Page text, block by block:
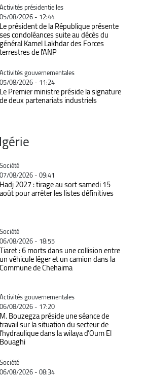
Catégorie
Activités présidentielles
05/08/2026 - 12:44
Le président de la République présente
ses condoléances suite au décès du
général Kamel Lakhdar des Forces
terrestres de l'ANP
Catégorie
Activités gouvernementales
05/08/2026 - 11:24
Le Premier ministre préside la signature
de deux partenariats industriels
Catégorie
Société
07/08/2026 - 09:41
Hadj 2027 : tirage au sort samedi 15
août pour arrêter les listes définitives
Catégorie
Société
06/08/2026 - 18:55
Tiaret : 6 morts dans une collision entre
un véhicule léger et un camion dans la
Commune de Chehaima
Catégorie
Activités gouvernementales
06/08/2026 - 17:20
M. Bouzegza préside une séance de
travail sur la situation du secteur de
l’hydraulique dans la wilaya d’Oum El
Bouaghi
Catégorie
Société
06/08/2026 - 08:34